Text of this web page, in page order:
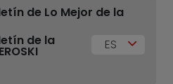
de Lo Mejor de la
de la
ES